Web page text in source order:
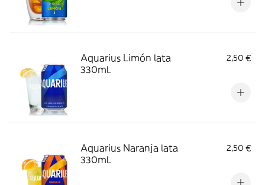
Aquarius Limón lata
330ml.
2,50 €
Aquarius Naranja lata
330ml.
2,50 €